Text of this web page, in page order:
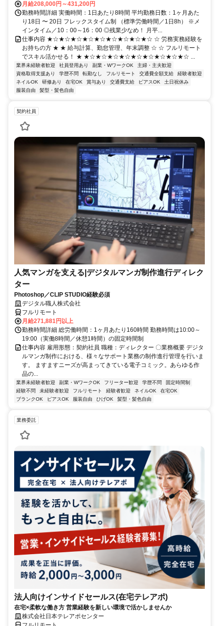
月給208,000円～431,200円
勤務時間詳細 実働時間：1日あたり8時間 平均勤務日数：1ヶ月あた
り18日 〜 20日 フレックスタイム制 （標準労働時間／1日8h） ※メ
インタイム／10：00～16：00 ◎残業少なめ！ 月平...
仕事内容 ★☆★☆★☆★☆★☆★☆★☆★☆★☆ ☆ 労務実務経験を
お持ちの方 ★ ★ 給与計算、勤怠管理、年末調整 ☆ ☆ フルリモート
でスキル活かせる！ ★ ★☆★☆★☆★☆★☆★☆★☆★☆★☆ ...
業界未経験者歓迎 社員登用あり 副業・WワークOK
主婦・主夫歓迎
資格取得支援あり
学歴不問 転勤なし フルリモート 交通費全額支給
経験者歓迎
ネイルOK
研修あり 在宅OK 賞与あり 交通費支給 ピアスOK
土日祝休み
服装自由
髪型・髪色自由
契約社員
人気マンガを支える|デジタルマンガ制作進行ディレク
ター
Photoshop／CLIP STUDIO経験必須
デジタル職人株式会社
フルリモート
月給271,881円以上
勤務時間詳細 総労働時間：1ヶ月あたり160時間 勤務時間は10:00～
19:00（実働8時間／休憩1時間）の固定時間制
仕事内容 雇用形態：契約社員 職種：ディレクター 〇業務概要 デジタ
ルマンガ制作における、様々なサポート業務の制作進行管理を行いま
す。 ますますニーズが高まってきている電子コミック。あらゆる作
品の...
業界未経験者歓迎 副業・WワークOK フリーター歓迎 学歴不問
固定時間制
経験不問
未経験者歓迎 フルリモート 経験者歓迎 ネイルOK
在宅OK
ブランクOK
ピアスOK 服装自由 ひげOK 髪型・髪色自由
業務委託
法人向けインサイドセールス(在宅テレアポ)
在宅×柔軟な働き方 営業経験を新しい環境で活かしませんか
株式会社日本テレアポセンター